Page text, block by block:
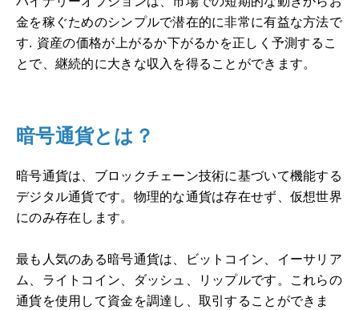
金を稼ぐためのシンプルで潜在的に非常に有益な方法で
す. 資産の価格が上がるか下がるかを正しく予測するこ
とで、継続的に大きな収入を得ることができます。
暗号通貨とは？
暗号通貨は、ブロックチェーン技術に基づいて機能する
デジタル通貨です。 物理的な通貨は存在せず、仮想世界
にのみ存在します。
最も人気のある暗号通貨は、ビットコイン、イーサリア
ム、ライトコイン、ダッシュ、リップルです。
これらの
通貨を使用して資金を調達し、取引することができま